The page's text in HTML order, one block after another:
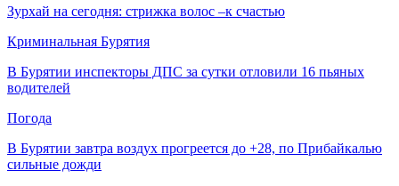
Зурхай на сегодня: стрижка волос –к счастью
Криминальная Бурятия
В Бурятии инспекторы ДПС за сутки отловили 16 пьяных
водителей
Погода
В Бурятии завтра воздух прогреется до +28, по Прибайкалью
сильные дожди